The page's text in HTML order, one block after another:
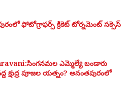
ఫోటోగ్రాఫర్స్ క్రికెట్ టోర్నమెంట్ సక్సెస్
ఎమ్మెల్యే బండారు
క్షుద్ర పూజల యత్నం? అనంతపురంలో